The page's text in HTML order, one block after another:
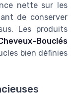
nette sur les
de conserver
Les produits
Bouclés
bien définies